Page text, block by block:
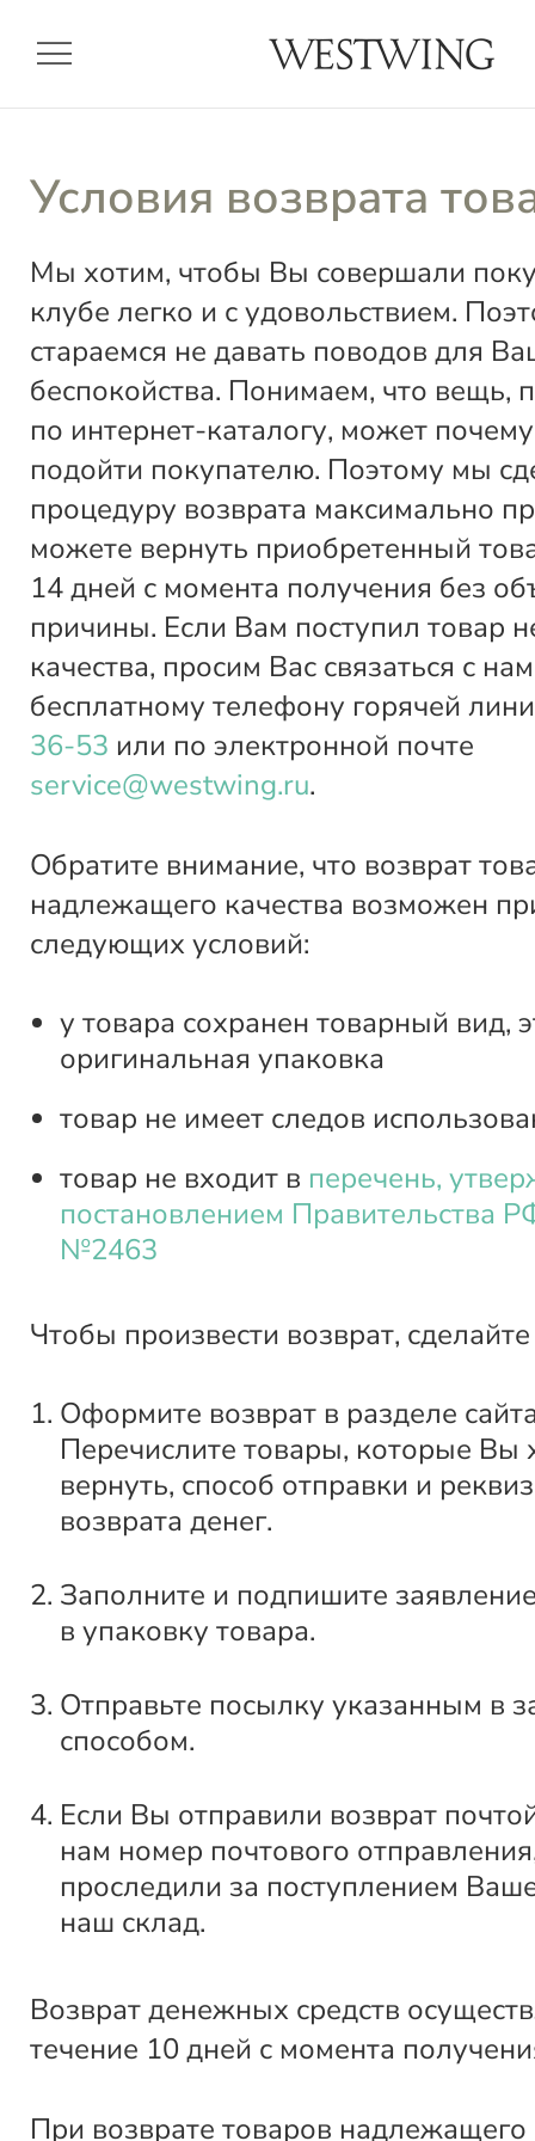
menu
Условия возврата
Мы хотим, чтобы Вы совершали
клубе легко и с удовольствием.
стараемся не давать поводов для
беспокойства. Понимаем, что вещь,
по интернет-каталогу, может
подойти покупателю. Поэтому мы
процедуру возврата максимально
можете вернуть приобретенный
14 дней с момента получения без
причины. Если Вам поступил товар
качества, просим Вас связаться с
бесплатному телефону горячей
36-53 или по электронной почте
service@westwing.ru.
Обратите внимание, что возврат
надлежащего качества возможен
следующих условий:
у товара сохранен товарный вид,
оригинальная упаковка
товар не имеет следов
товар не входит в перечень,
постановлением Правительства
№2463
Чтобы произвести возврат,
Оформите возврат в разделе
Перечислите товары, которые Вы
вернуть, способ отправки и
возврата денег.
Заполните и подпишите
в упаковку товара.
Отправьте посылку указанным в
способом.
Если Вы отправили возврат
нам номер почтового
проследили за поступлением
наш склад.
Возврат денежных средств
течение 10 дней с момента
При возврате товаров надлежащего